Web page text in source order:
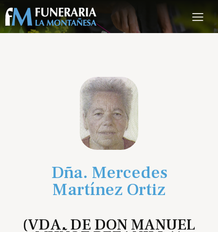
Dña. Mercedes
Martínez Ortiz
(VDA. DE DON MANUEL